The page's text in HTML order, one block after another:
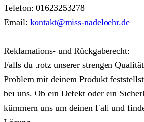
Telefon: 01623253278
Email: kontakt@miss-nadeloehr.de
Reklamations- und Rückgaberecht:
Falls du trotz unserer strengen
Problem mit deinem Produkt
bei uns. Ob ein Defekt oder ein
kümmern uns um deinen Fall und